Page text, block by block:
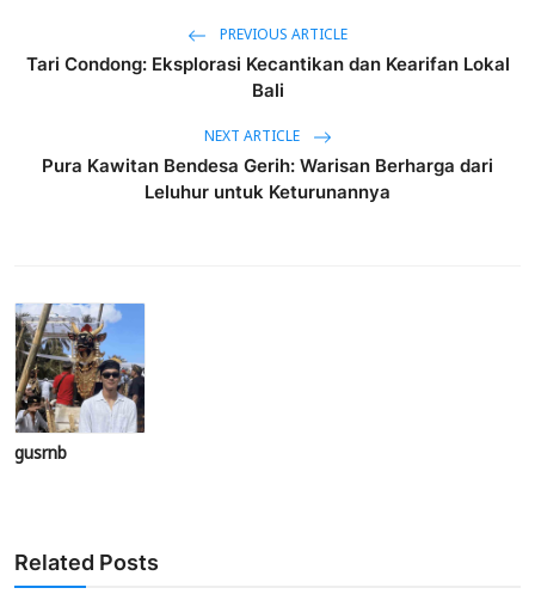
PREVIOUS ARTICLE
Tari Condong: Eksplorasi Kecantikan dan Kearifan Lokal
Bali
NEXT ARTICLE
Pura Kawitan Bendesa Gerih: Warisan Berharga dari
Leluhur untuk Keturunannya
gusrnb
Related Posts